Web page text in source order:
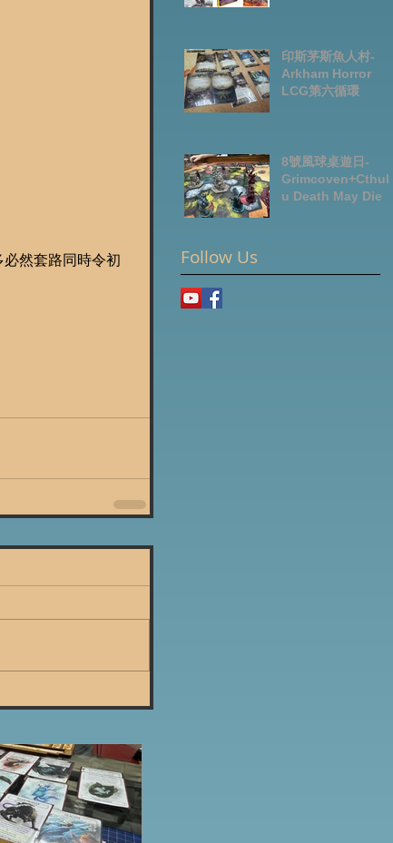
然套路同時令初
印斯茅斯魚人村-
Arkham Horror
LCG第六循環
8號風球桌遊日-
Grimcoven+Cthulh
u Death May Die
Follow Us